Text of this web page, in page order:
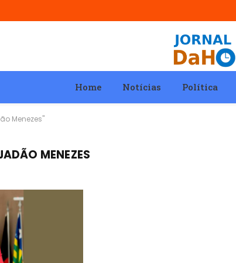
Home Notícias Política
Menezes"
MENEZES